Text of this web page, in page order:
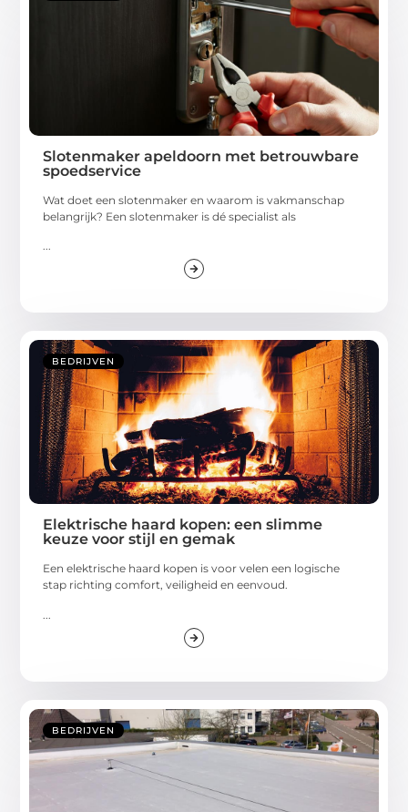
Slotenmaker apeldoorn met betrouwbare
spoedservice
Wat doet een slotenmaker en waarom is vakmanschap
belangrijk? Een slotenmaker is dé specialist als
...
BEDRIJVEN
Elektrische haard kopen: een slimme
keuze voor stijl en gemak
Een elektrische haard kopen is voor velen een logische
stap richting comfort, veiligheid en eenvoud.
BEDRIJVEN